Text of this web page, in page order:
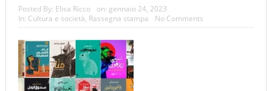
Posted By: Elisa Ricco on: gennaio 24, 2023
In: Cultura e società, Rassegna stampa No Comments